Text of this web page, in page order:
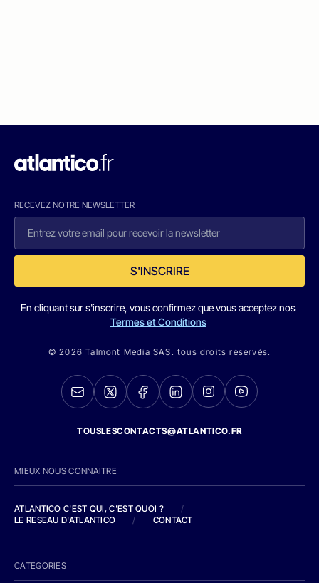
RECEVEZ NOTRE NEWSLETTER
S'INSCRIRE
En cliquant sur s'inscrire, vous confirmez que vous acceptez nos
Termes et Conditions
© 2026 Talmont Media SAS. tous droits réservés.
TOUSLESCONTACTS@ATLANTICO.FR
MIEUX NOUS CONNAITRE
ATLANTICO C'EST QUI, C'EST QUOI ?
/
LE RESEAU D'ATLANTICO
/ CONTACT
CATEGORIES